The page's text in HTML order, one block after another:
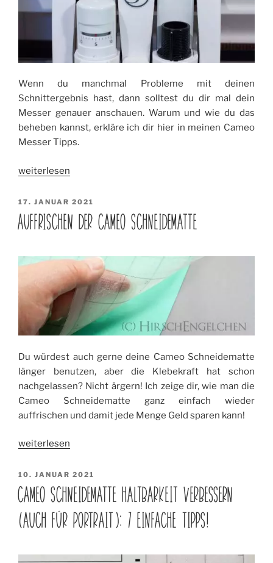
Wenn du manchmal Probleme mit deinen
Schnittergebnis hast, dann solltest du dir mal dein
Messer genauer anschauen. Warum und wie du das
beheben kannst, erkläre ich dir hier in meinen Cameo
Messer Tipps.
„Cameo
Tipps“
weiterlesen
VERÖFFENTLICHT
AM
17. JANUAR 2021
AUFFRISCHEN DER CAMEO SCHNEIDEMATTE
Du würdest auch gerne deine Cameo Schneidematte
länger benutzen, aber die Klebekraft hat schon
nachgelassen? Nicht ärgern! Ich zeige dir, wie man die
Cameo Schneidematte ganz einfach wieder
auffrischen und damit jede Menge Geld sparen kann!
„Auffrischen
Cameo
Schneidematte“
weiterlesen
VERÖFFENTLICHT
AM
10. JANUAR 2021
CAMEO SCHNEIDEMATTE HALTBARKEIT VERBESSERN
(AUCH FÜR PORTRAIT): 7 EINFACHE TIPPS!